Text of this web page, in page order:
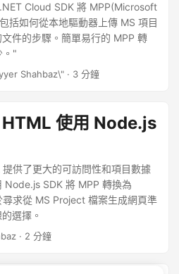
Cloud SDK 將 MPP(Microsoft
括如何從本地驅動器上傳 MS 項目
件的步驟。簡單易行的 MPP 轉
。"
Shahbaz\" · 3 分鐘
使用 Node.js
供了更大的可訪問性和項目數據
Node.js SDK 將 MPP 轉換為
求從 MS Project 檔案生成網頁準
選擇。
· 2 分鐘